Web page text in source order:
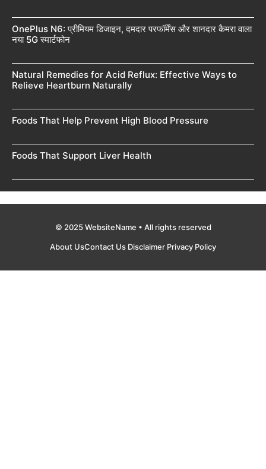
OnePlus N6: प्रीमियम डिजाइन, दमदार परफॉर्मेंस और शानदार कैमरा वाला
नया 5G स्मार्टफोन
Natural Remedies for Acid Reflux: Effective Ways to
Relieve Heartburn Naturally
Foods That Help Prevent High Blood Pressure
Foods That Support Liver Health
© 2025 WebsiteName • All rights reserved
About UsContact Us Disclaimer Privacy Policy